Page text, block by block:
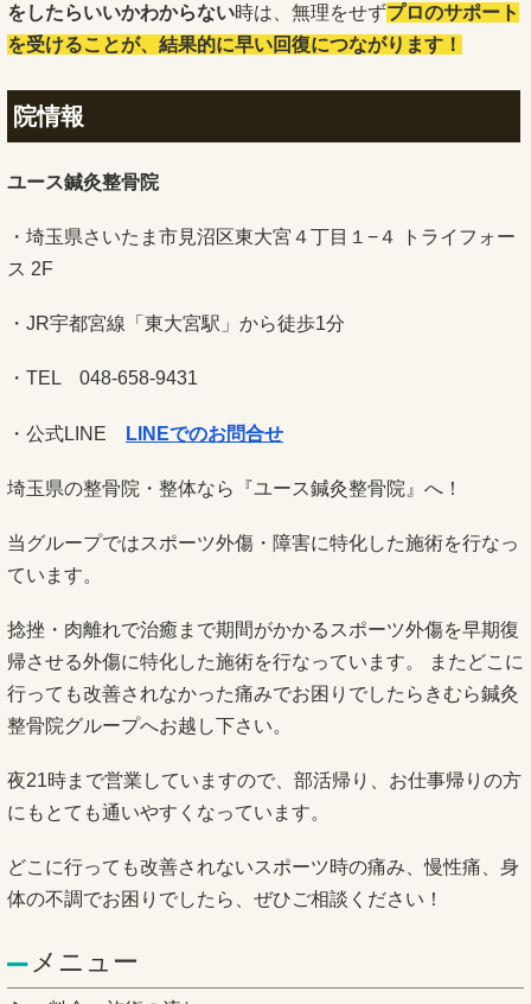
をしたらいいかわからない時は、無理をせずプロのサポート
を受けることが、結果的に早い回復につながります！
院情報
ユース鍼灸整骨院
・埼玉県さいたま市見沼区東大宮４丁目１−４ トライフォー
ス 2F
・JR宇都宮線「東大宮駅」から徒歩1分
・TEL 048-658-9431
・公式LINE LINEでのお問合せ
埼玉県の整骨院・整体なら『ユース鍼灸整骨院』へ！
当グループではスポーツ外傷・障害に特化した施術を行なっ
ています。
捻挫・肉離れで治癒まで期間がかかるスポーツ外傷を早期復
帰させる外傷に特化した施術を行なっています。 またどこに
行っても改善されなかった痛みでお困りでしたらきむら鍼灸
整骨院グループへお越し下さい。
夜21時まで営業していますので、部活帰り、お仕事帰りの方
にもとても通いやすくなっています。
どこに行っても改善されないスポーツ時の痛み、慢性痛、身
体の不調でお困りでしたら、ぜひご相談ください！
メニュー